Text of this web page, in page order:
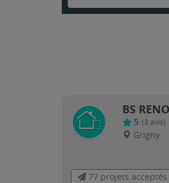
BS
5 (3 avis)
Grigny
77 projets acceptés